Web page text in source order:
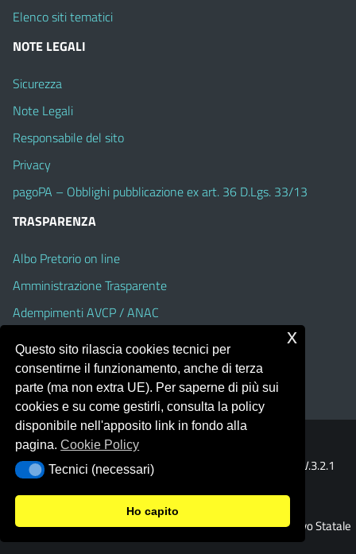
Elenco siti tematici
NOTE LEGALI
Sicurezza
Note Legali
Responsabile del sito
Privacy
pagoPA – Obblighi pubblicazione ex art. 36 D.Lgs. 33/13
TRASPARENZA
Albo Pretorio on line
Amministrazione Trasparente
Adempimenti AVCP / ANAC
Dichiarazione di accessibilità
Portale realizzato con la piattaforma
Template Italia configurato sul tema accessibile
V.3.2.1
(Alioth)
© 2026 Istituto Comprensivo Statale
Questo sito rilascia cookies tecnici per
consentirne il funzionamento, anche di terza
parte (ma non extra UE). Per saperne di più sui
cookies e su come gestirli, consulta la policy
disponibile nell'apposito link in fondo alla
pagina.Cookie Policy
Tecnici (necessari)
Tecnici (necessari)
Ho capito
x